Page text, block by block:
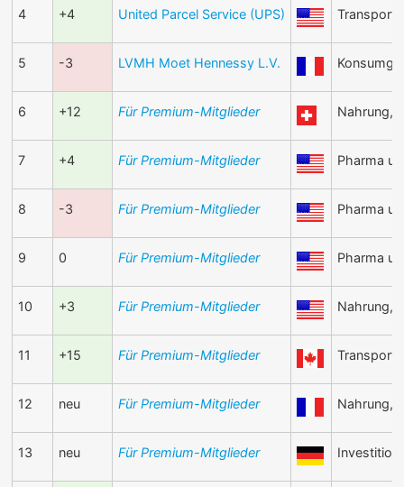
4 +4 United Parcel Service (UPS) Transport
5 -3 LVMH Moet Hennessy L.V.
6 +12 Für Premium-Mitglieder Nahrung,
7 +4 Für Premium-Mitglieder Pharma
8 -3 Für Premium-Mitglieder Pharma
9 0 Für Premium-Mitglieder Pharma
10 +3 Für Premium-Mitglieder Nahrung,
11 +15 Für Premium-Mitglieder Transport
12 neu Für Premium-Mitglieder Nahrung,
13 neu Für Premium-Mitglieder